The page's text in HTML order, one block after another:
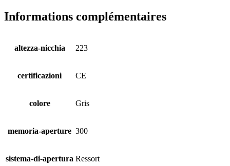
Informations complémentaires
altezza-nicchia 223
certificazioni CE
colore Gris
memoria-aperture 300
sistema-di-apertura Ressort